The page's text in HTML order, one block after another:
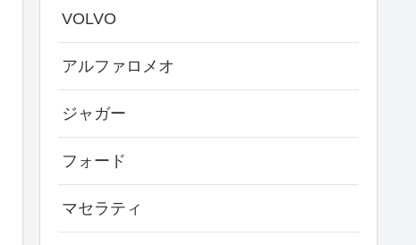
VOLVO
アルファロメオ
ジャガー
フォード
マセラティ